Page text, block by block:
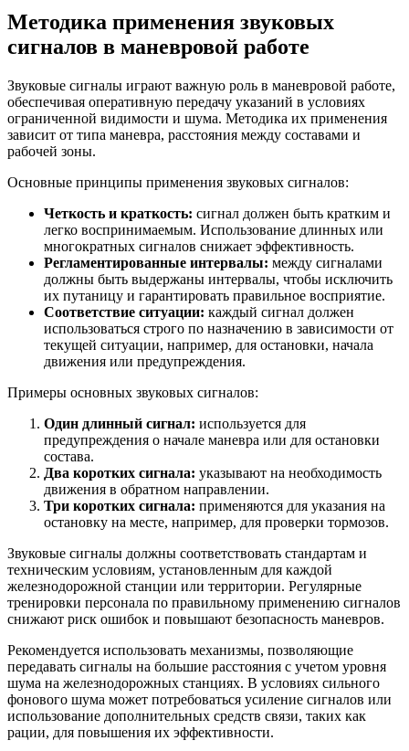
Методика применения звуковых
сигналов в маневровой работе
Звуковые сигналы играют важную роль в маневровой работе,
обеспечивая оперативную передачу указаний в условиях
ограниченной видимости и шума. Методика их применения
зависит от типа маневра, расстояния между составами и
рабочей зоны.
Основные принципы применения звуковых сигналов:
Четкость и краткость: сигнал должен быть кратким и
легко воспринимаемым. Использование длинных или
многократных сигналов снижает эффективность.
Регламентированные интервалы: между сигналами
должны быть выдержаны интервалы, чтобы исключить
их путаницу и гарантировать правильное восприятие.
Соответствие ситуации: каждый сигнал должен
использоваться строго по назначению в зависимости от
текущей ситуации, например, для остановки, начала
движения или предупреждения.
Примеры основных звуковых сигналов:
Один длинный сигнал: используется для
предупреждения о начале маневра или для остановки
состава.
Два коротких сигнала: указывают на необходимость
движения в обратном направлении.
Три коротких сигнала: применяются для указания на
остановку на месте, например, для проверки тормозов.
Звуковые сигналы должны соответствовать стандартам и
техническим условиям, установленным для каждой
железнодорожной станции или территории. Регулярные
тренировки персонала по правильному применению сигналов
снижают риск ошибок и повышают безопасность маневров.
Рекомендуется использовать механизмы, позволяющие
передавать сигналы на большие расстояния с учетом уровня
шума на железнодорожных станциях. В условиях сильного
фонового шума может потребоваться усиление сигналов или
использование дополнительных средств связи, таких как
рации, для повышения их эффективности.